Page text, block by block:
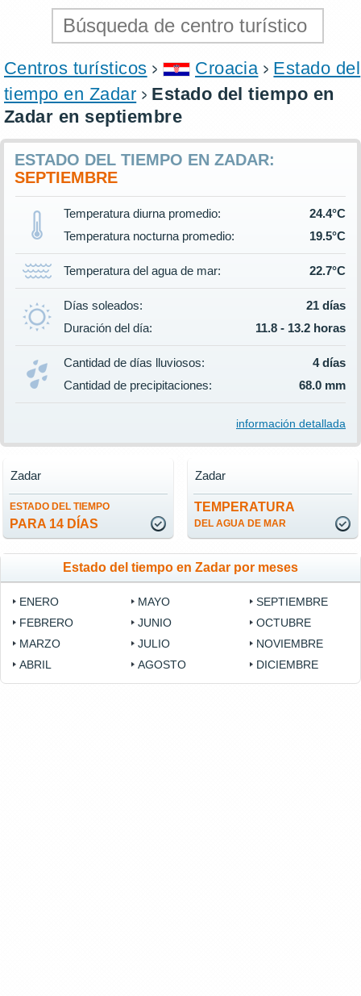
Centros turísticos Croacia
Estado del
tiempo en Zadar
Estado del tiempo en
Zadar en septiembre
ESTADO DEL TIEMPO EN ZADAR:
SEPTIEMBRE
Temperatura diurna promedio:
24.4°C
Temperatura nocturna promedio:
19.5°C
Temperatura del agua de mar: 22.7°C
Días soleados:
21 días
Duración del día:
11.8 - 13.2 horas
Cantidad de días lluviosos:
4 días
Cantidad de precipitaciones:
68.0 mm
información detallada
ESTADO DEL TIEMPO
PARA 14 DÍAS
Zadar
TEMPERATURA
DEL AGUA DE MAR
Zadar
Estado del tiempo en Zadar por meses
ENERO
FEBRERO
MARZO
ABRIL
MAYO
JUNIO
JULIO
AGOSTO
SEPTIEMBRE
OCTUBRE
NOVIEMBRE
DICIEMBRE